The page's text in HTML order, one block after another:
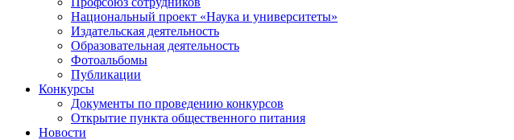
Национальный проект «Наука и университеты»
Издательская деятельность
Образовательная деятельность
Фотоальбомы
Публикации
Конкурсы
Документы по проведению конкурсов
Открытие пункта общественного питания
Новости